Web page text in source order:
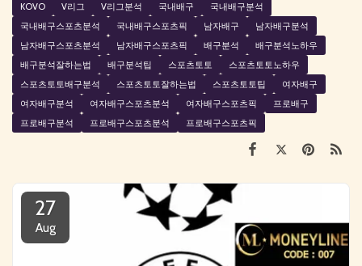
KOVO
V리그 V리그분석 국내배구
국내배구분석
국내배구스포츠분석
국내배구스포츠픽 남자배구
남자배구분석
남자배구스포츠분석
남자배구스포츠픽 배구분석
배구분석노하우
배구분석잘하는법
배구분석팁 스포츠토토
스포츠토토노하우
스포츠토토배구분석
스포츠토토잘하는법 스포츠토토팁
여자배구
여자배구분석
여자배구스포츠분석 여자배구스포츠픽
프로배구
프로배구분석
프로배구스포츠분석 프로배구스포츠픽
27
Aug